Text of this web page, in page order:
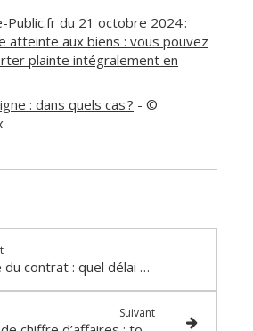
Public.fr du 21 octobre 2024 :
atteinte aux biens : vous pouvez
plainte intégralement en
: dans quels cas ? - ©
Rupture du contrat : quel délai de prescription en cas de harcèlement moral ?
Suivant